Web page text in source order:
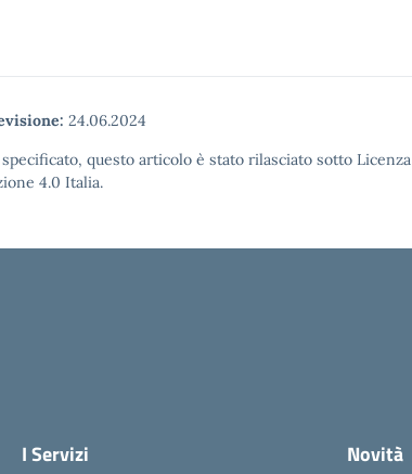
24.06.2024
questo articolo è stato rilasciato sotto Licenza
4.0 Italia.
I Servizi Novità